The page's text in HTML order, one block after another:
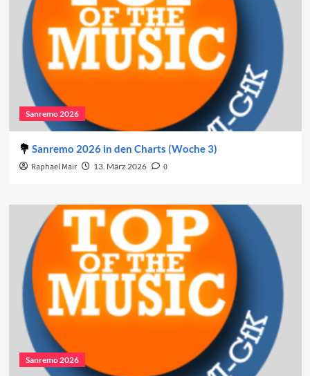
Sanremo 2026
Sanremo 2026 in den Charts (Woche 3)
Raphael Mair 13. März 2026 0
Sanremo 2026